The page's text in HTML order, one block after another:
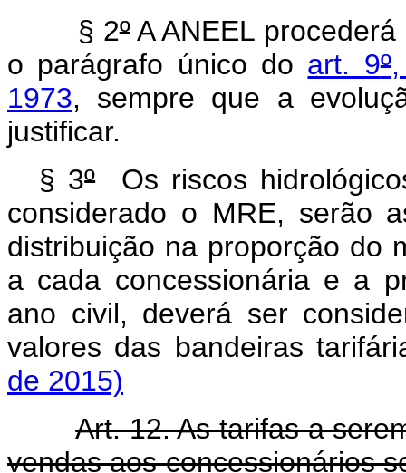
§ 2ºA ANEEL
o parágrafo único do art. 9º
1973, sempre que a
justificar.
§ 3ºOs riscos
considerado o MRE, serão
distribuição na proporção do
a cada concessionária e a
ano civil, deverá ser
valores das bandeiras
de 2015)
Art. 12. As tarifas a
vendas aos concessionários